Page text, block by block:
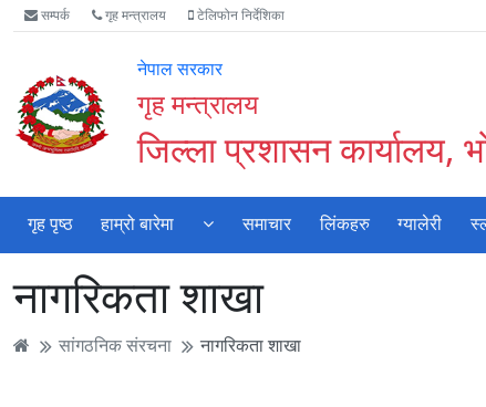
Accessibility
Mode
गर्नुहोस्
मुख्य
सामाग्री
मुख्य
नेभिगेसन
वेबसाइट
खोजमा
सम्पर्क गृह मन्त्रालय टेलिफोन निर्देशिका
नेपाल सरकार
गृह मन्त्रालय
जिल्ला प्रशासन कार्यालय,
गृह पृष्ठ हाम्रो बारेमा समाचार लिंकहरु ग्यालेरी
नागरिकता शाखा
सांगठनिक संरचना नागरिकता शाखा